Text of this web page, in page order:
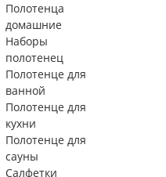
Полотенца
домашние
Наборы
полотенец
Полотенце для
ванной
Полотенце для
кухни
Полотенце для
сауны
Салфетки